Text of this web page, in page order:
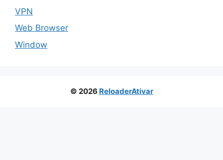
VPN
Web Browser
Window
© 2026 ReloaderAtivar